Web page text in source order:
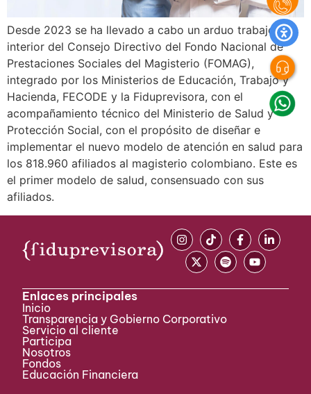
Desde 2023 se ha llevado a cabo un arduo trabajo al
interior del Consejo Directivo del Fondo Nacional de
Prestaciones Sociales del Magisterio (FOMAG),
integrado por los Ministerios de Educación, Trabajo y
Hacienda, FECODE y la Fiduprevisora, con el
acompañamiento técnico del Ministerio de Salud y
Protección Social, con el propósito de diseñar e
implementar el nuevo modelo de atención en salud para
los 818.960 afiliados al magisterio colombiano. Este es
el primer modelo de salud, consensuado con sus
afiliados.
Enlaces principales
Inicio
Transparencia y Gobierno Corporativo
Servicio al cliente
Participa ​
Nosotros
Fondos
Educación Financiera